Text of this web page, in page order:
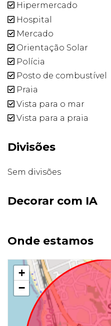
Hipermercado
Hospital
Mercado
Orientação Solar
Polícia
Posto de combustível
Praia
Vista para o mar
Vista para a praia
Divisões
Sem divisões
Decorar com IA
Onde estamos
+
−